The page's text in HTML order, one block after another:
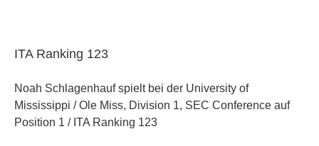
ITA Ranking 123
Noah Schlagenhauf spielt bei der University of
Mississippi / Ole Miss, Division 1, SEC Conference auf
Position 1 / ITA Ranking 123